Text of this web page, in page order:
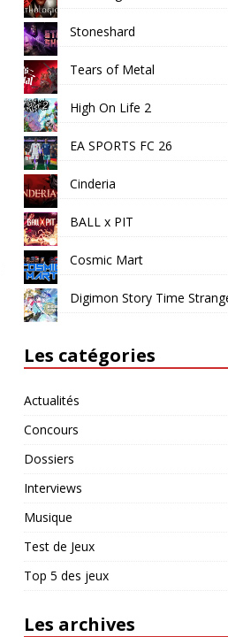
Stoneshard
Tears of Metal
High On Life 2
EA SPORTS FC 26
Cinderia
BALL x PIT
Cosmic Mart
Digimon Story Time
Les catégories
Actualités
Concours
Dossiers
Interviews
Musique
Test de Jeux
Top 5 des jeux
Les archives